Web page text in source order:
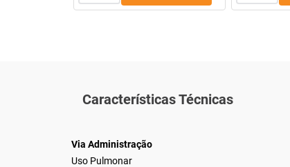
Características Técnicas
Via Administração
Uso Pulmonar